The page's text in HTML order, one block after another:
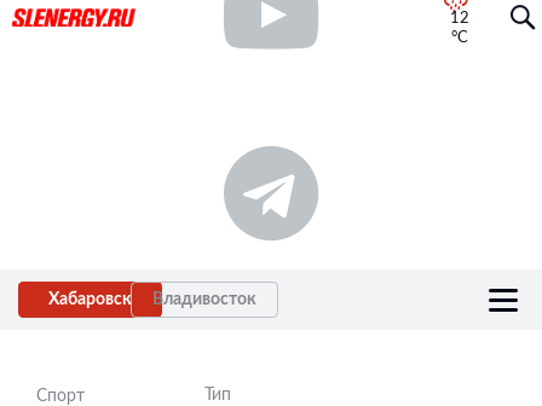
12
°C
Хабаровск Владивосток
Спорт
Тип